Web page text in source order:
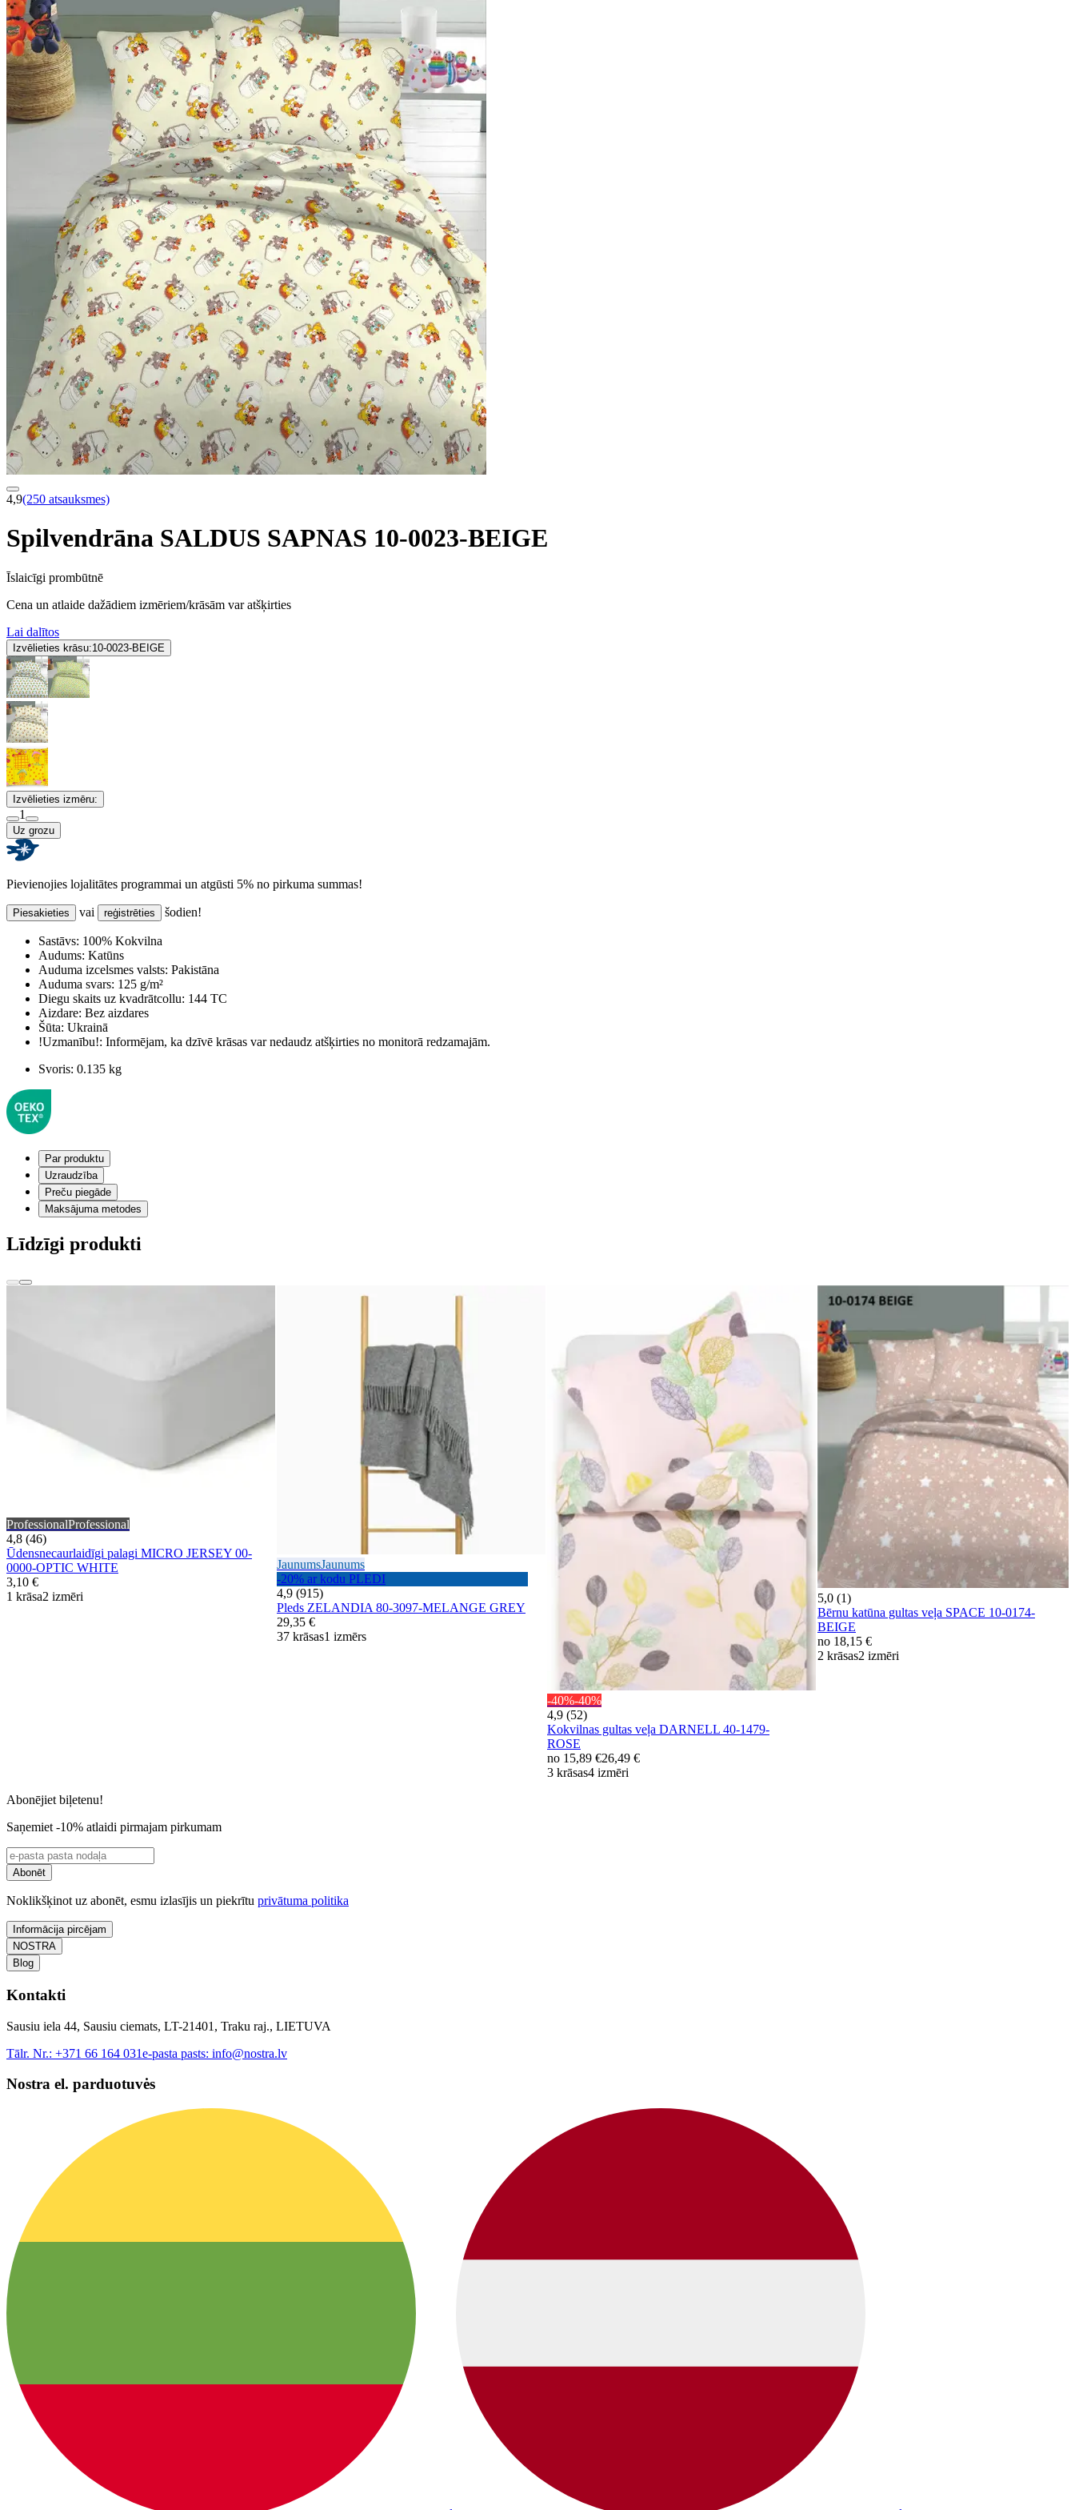
4,9(250 atsauksmes)
Spilvendrāna SALDUS SAPNAS 10-0023-BEIGE
Īslaicīgi prombūtnē
Cena un atlaide dažādiem izmēriem/krāsām var atšķirties
Lai dalītos
Izvēlieties krāsu:10-0023-BEIGE
Izvēlieties izmēru:
1
Uz grozu
Pievienojies lojalitātes programmai un atgūsti 5% no pirkuma summas!
Piesakieties vai reģistrēties šodien!
Sastāvs: 100% Kokvilna
Audums: Katūns
Auduma izcelsmes valsts: Pakistāna
Auduma svars: 125 g/m²
Diegu skaits uz kvadrātcollu: 144 TC
Aizdare: Bez aizdares
Šūta: Ukrainā
!Uzmanību!: Informējam, ka dzīvē krāsas var nedaudz atšķirties no monitorā redzamajām.
Svoris: 0.135 kg
Par produktu
Uzraudzība
Preču piegāde
Maksājuma metodes
Līdzīgi produkti
ProfessionalProfessional
4,8 (46)
Ūdensnecaurlaidīgi palagi MICRO JERSEY 00-
0000-OPTIC WHITE
3,10 €
1 krāsa2 izmēri
JaunumsJaunums
-20% ar kodu PLEDI
4,9 (915)
Pleds ZELANDIA 80-3097-MELANGE GREY
29,35 €
37 krāsas1 izmērs
-40%-40%
4,9 (52)
Kokvilnas gultas veļa DARNELL 40-1479-
ROSE
no 15,89 €26,49 €
3 krāsas4 izmēri
5,0 (1)
Bērnu katūna gultas veļa SPACE 10-0174-
BEIGE
no 18,15 €
2 krāsas2 izmēri
Abonējiet biļetenu!
Saņemiet -10% atlaidi pirmajam pirkumam
Abonēt
Noklikšķinot uz abonēt, esmu izlasījis un piekrītu privātuma politika
Informācija pircējam
NOSTRA
Blog
Kontakti
Sausiu iela 44, Sausiu ciemats, LT-21401, Traku raj., LIETUVA
Tālr. Nr.: +371 66 164 031e-pasta pasts: info@nostra.lv
Nostra el. parduotuvės